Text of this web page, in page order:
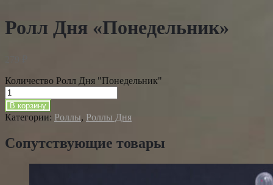
Ролл Дня «Понедельник»
Количество Ролл Дня "Понедельник"
В корзину
Категории: Роллы, Роллы Дня
Сопутствующие товары